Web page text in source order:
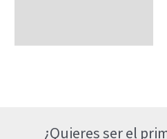
¿Quieres ser el